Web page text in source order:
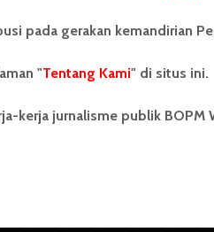
Info Iklan
Pedoman Media Siber
pada gerakan kemandirian
"Tentang Kami" di situs ini.
kerja jurnalisme publik BOPM